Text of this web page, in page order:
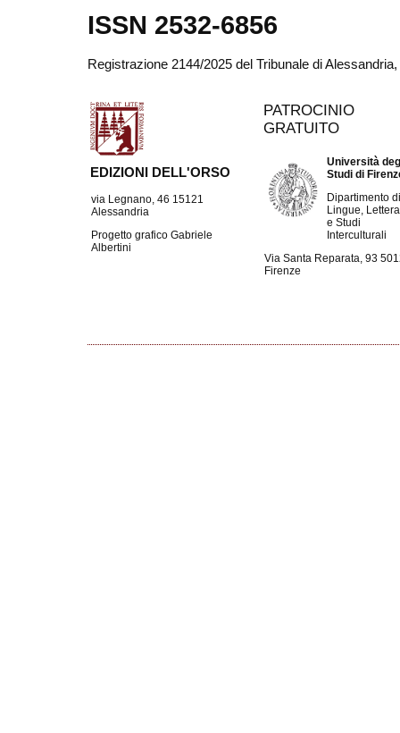
ISSN 2532-6856
Registrazione 2144/2025 del Tribunale di
EDIZIONI DELL'ORSO
via Legnano, 46 15121
Alessandria
Progetto grafico Gabriele
Albertini
PATROCINIO
GRATUITO
Università
Studi di
Dipartimento
Lingue,
e Studi
Interculturali
Via Santa Reparata, 93
Firenze